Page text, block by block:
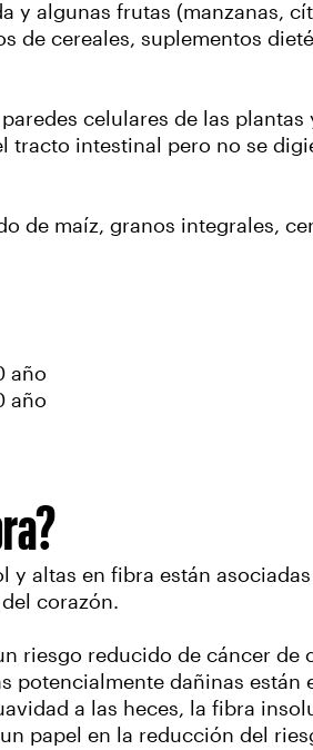
y algunas frutas (manzanas,
de cereales, suplementos
celulares de las
tracto intestinal pero no se
de maíz, granos integrales,
año
año
y altas en fibra están
corazón.
riesgo reducido de cáncer
potencialmente dañinas
a las heces, la fibra
papel en la reducción del